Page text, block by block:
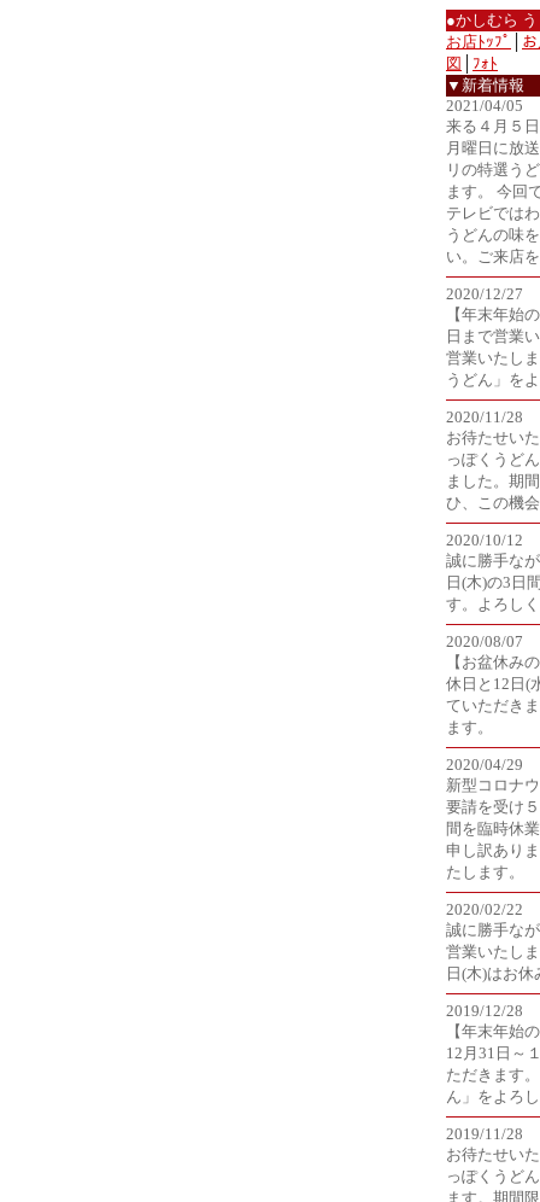
●かしむら
お店ﾄｯﾌﾟ
図
ﾌｫﾄ
▼新着情報
2021/04/05
来る４月５
月曜日に放
リの特選う
ます。 今回
テレビでは
うどんの味
い。ご来店
2020/12/27
【年末年始
日まで営業
営業いたし
うどん」を
2020/11/28
お待たせい
っぽくうど
ました。期
ひ、この機
2020/10/12
誠に勝手な
日(木)の3日
す。よろし
2020/08/07
【お盆休み
休日と12日(
ていただき
ます。
2020/04/29
新型コロナ
要請を受け
間を臨時休
申し訳あり
たします。
2020/02/22
誠に勝手な
営業いたし
日(木)はお
2019/12/28
【年末年始
12月31日～
ただきます
ん」をよろ
2019/11/28
お待たせい
っぽくうど
ます。期間